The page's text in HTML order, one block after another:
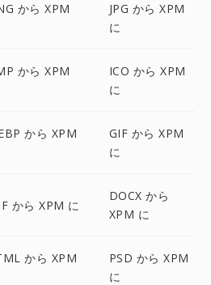
から XPM
JPG から XPM
に
から XPM
ICO から XPM
に
から XPM
GIF から XPM
に
から XPM に
DOCX から
XPM に
から XPM
PSD から XPM
に